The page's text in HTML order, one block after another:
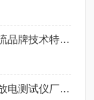
绝缘靴手套耐压测试仪哪个牌子好？主流品牌技术特点观察
局部放电测试仪哪个厂家好：评估局部放电测试仪厂家的系统化解决方案能力